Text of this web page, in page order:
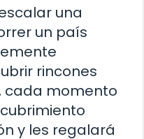
una
un país
rincones
cada momento
y les regalará